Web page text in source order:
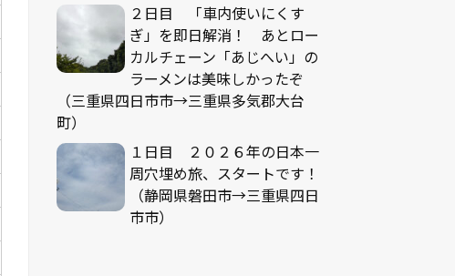
２日目 「車内使いにくす
ぎ」を即日解消！ あとロー
カルチェーン「あじへい」の
ラーメンは美味しかったぞ
（三重県四日市市→三重県多気郡大台
町）
１日目 ２０２６年の日本一
周穴埋め旅、スタートです！
（静岡県磐田市→三重県四日
市市）